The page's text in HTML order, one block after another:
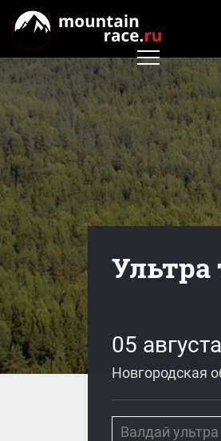
Ультра
05
Новгородская
Валдай ультра